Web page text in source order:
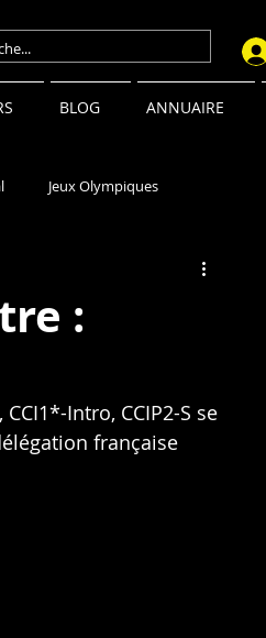
BLOG ANNUAIRE
Jeux Olympiques
:
CCI1*-Intro, CCIP2-S se
française